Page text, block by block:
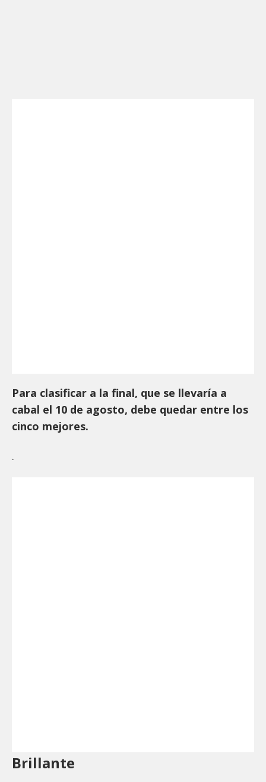
Para clasificar a la final, que se llevaría a
cabal el 10 de agosto, debe quedar entre los
cinco mejores.
.
Brillante